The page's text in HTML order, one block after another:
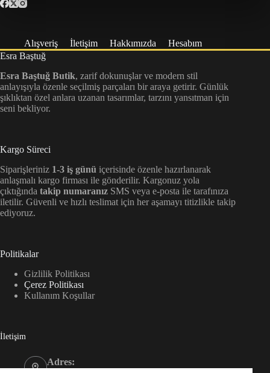
Alışveriş İletişim Hakkımızda
Hesabım
Esra Baştuğ
Esra Baştuğ Butik, zarif dokunuşlar ve modern stil
anlayışıyla özenle seçilmiş parçaları bir araya getirir. Günlük
şıklıktan özel anlara uzanan tasarımlar, tarzını yansıtman için
seni bekliyor.
Kargo Süreci
Siparişleriniz 1-3 iş günü içerisinde özenle hazırlanarak
anlaşmalı kargo firması ile gönderilir. Kargonuz yola
çıktığında takip numaranız SMS veya e-posta ile tarafınıza
iletilir. Güvenli ve hızlı teslimat için her aşamayı titizlikle takip
ediyoruz.
Politikalar
Gizlilik Politikası
Çerez Politikası
Kullanım Koşullar
İletişim
Adres: